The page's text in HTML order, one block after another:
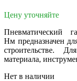
Цену уточняйте
Пневматический
Нм предназначен
строительстве.
материала,
Нет в наличии